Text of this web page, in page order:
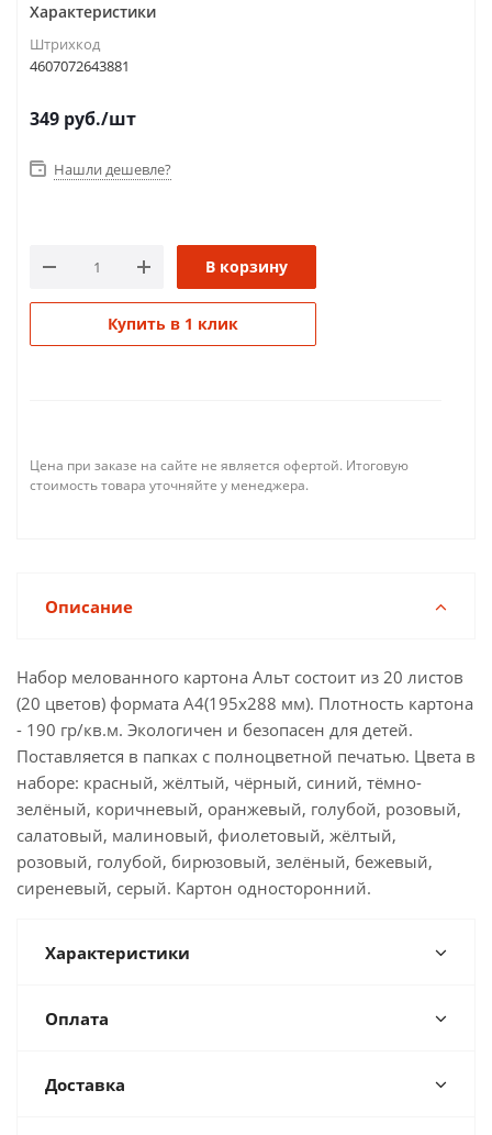
Характеристики
Штрихкод
4607072643881
349 руб./шт
Нашли дешевле?
В корзину
Купить в 1 клик
Цена при заказе на сайте не является офертой. Итоговую
стоимость товара уточняйте у менеджера.
Описание
Набор мелованного картона Альт состоит из 20 листов
(20 цветов) формата А4(195x288 мм). Плотность картона
- 190 гр/кв.м. Экологичен и безопасен для детей.
Поставляется в папках с полноцветной печатью. Цвета в
наборе: красный, жёлтый, чёрный, синий, тёмно-
зелёный, коричневый, оранжевый, голубой, розовый,
салатовый, малиновый, фиолетовый, жёлтый,
розовый, голубой, бирюзовый, зелёный, бежевый,
сиреневый, серый. Картон односторонний.
Характеристики
Оплата
Доставка